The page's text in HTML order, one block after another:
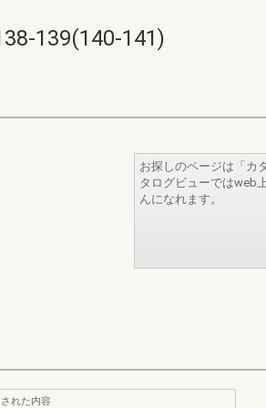
139(140-141)
お探しのページは「カ
タログビューではweb
んになれます。
れた内容